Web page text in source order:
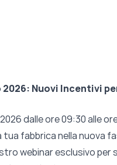
Nuovi Incentivi
dalle ore 09:30 alle
fabbrica nella nuova
webinar esclusivo per